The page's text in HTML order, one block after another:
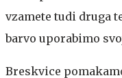
vzamete tudi druga
barvo uporabimo
Breskvice